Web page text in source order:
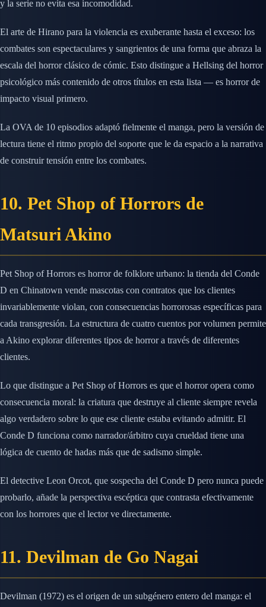
y la serie no evita esa incomodidad.
El arte de Hirano para la violencia es exuberante hasta el exceso: los
combates son espectaculares y sangrientos de una forma que abraza la
escala del horror clásico de cómic. Esto distingue a Hellsing del horror
psicológico más contenido de otros títulos en esta lista — es horror de
impacto visual primero.
La OVA de 10 episodios adaptó fielmente el manga, pero la versión de
lectura tiene el ritmo propio del soporte que le da espacio a la narrativa
de construir tensión entre los combates.
10. Pet Shop of Horrors de
Matsuri Akino
Pet Shop of Horrors es horror de folklore urbano: la tienda del Conde
D en Chinatown vende mascotas con contratos que los clientes
invariablemente violan, con consecuencias horrorosas específicas para
cada transgresión. La estructura de cuatro cuentos por volumen permite
a Akino explorar diferentes tipos de horror a través de diferentes
clientes.
Lo que distingue a Pet Shop of Horrors es que el horror opera como
consecuencia moral: la criatura que destruye al cliente siempre revela
algo verdadero sobre lo que ese cliente estaba evitando admitir. El
Conde D funciona como narrador/árbitro cuya crueldad tiene una
lógica de cuento de hadas más que de sadismo simple.
El detective Leon Orcot, que sospecha del Conde D pero nunca puede
probarlo, añade la perspectiva escéptica que contrasta efectivamente
con los horrores que el lector ve directamente.
11. Devilman de Go Nagai
Devilman (1972) es el origen de un subgénero entero del manga: el